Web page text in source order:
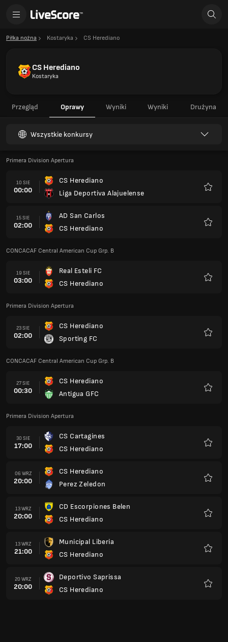
Piłka nożna Kostaryka CS Herediano
CS Herediano
Kostaryka
Przegląd Oprawy Wyniki Wyniki Drużyna
Wszystkie konkursy
Primera Division Apertura
10 SIE
00:00
CS Herediano
Liga Deportiva Alajuelense
15 SIE
02:00
AD San Carlos
CS Herediano
CONCACAF Central American Cup Grp. B
19 SIE
03:00
Real Esteli FC
CS Herediano
Primera Division Apertura
23 SIE
02:00
CS Herediano
Sporting FC
CONCACAF Central American Cup Grp. B
27 SIE
00:30
CS Herediano
Antigua GFC
Primera Division Apertura
30 SIE
17:00
CS Cartagines
CS Herediano
06 WRZ
20:00
CS Herediano
Perez Zeledon
13 WRZ
20:00
CD Escorpiones Belen
CS Herediano
13 WRZ
21:00
Municipal Liberia
CS Herediano
20 WRZ
20:00
Deportivo Saprissa
CS Herediano